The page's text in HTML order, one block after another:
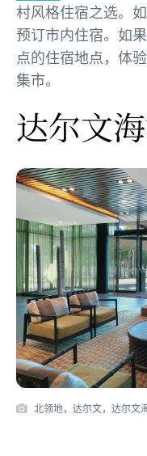
村风格住宿之选。
预订市内住宿。如
点的住宿地点，体
集市。
达尔文
北领地，达尔文，达尔文